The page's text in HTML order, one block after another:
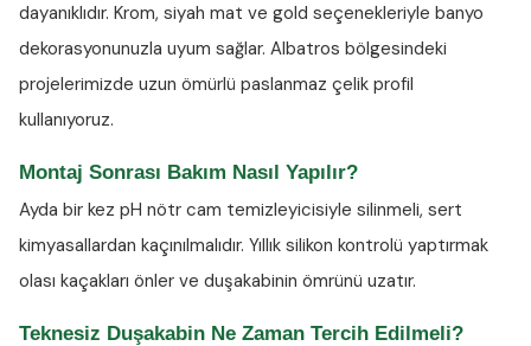
dayanıklıdır. Krom, siyah mat ve gold seçenekleriyle banyo
dekorasyonunuzla uyum sağlar. Albatros bölgesindeki
projelerimizde uzun ömürlü paslanmaz çelik profil
kullanıyoruz.
Montaj Sonrası Bakım Nasıl Yapılır?
Ayda bir kez pH nötr cam temizleyicisiyle silinmeli, sert
kimyasallardan kaçınılmalıdır. Yıllık silikon kontrolü yaptırmak
olası kaçakları önler ve duşakabinin ömrünü uzatır.
Teknesiz Duşakabin Ne Zaman Tercih Edilmeli?